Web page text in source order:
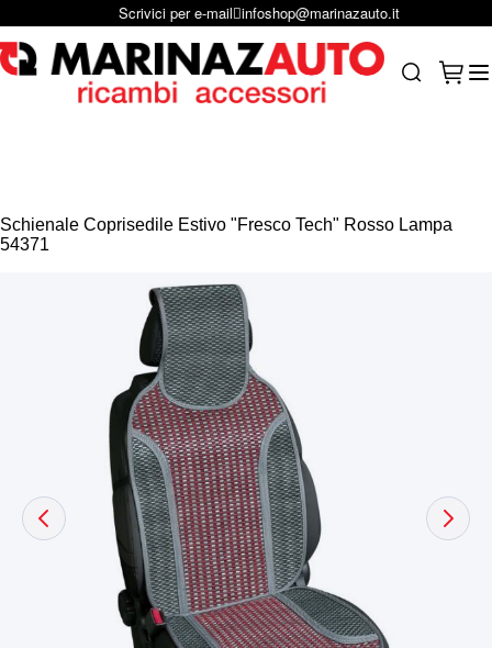
Salta al contenutoScrivici per e-mail infoshop@marinazauto.it
Schienale Coprisedile Estivo "Fresco Tech" Rosso Lampa
54371